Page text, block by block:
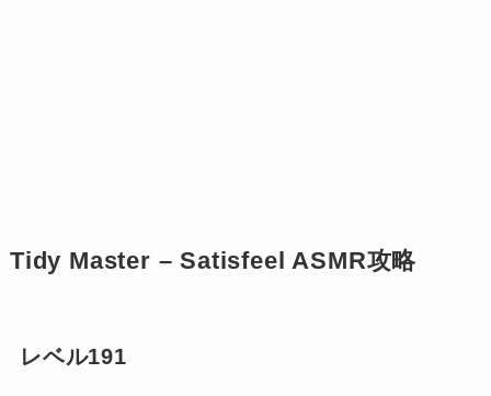
Tidy Master – Satisfeel ASMR攻略
レベル191